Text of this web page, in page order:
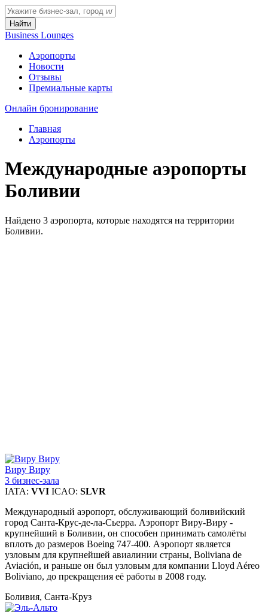
Найти
Business Lounges
Аэропорты
Новости
Отзывы
Премиальные карты
Онлайн бронирование
Главная
Аэропорты
Международные аэропорты
Боливии
Найдено 3 аэропорта, которые находятся на территории
Боливии.
Виру Виру
3 бизнес-зала
IATA: VVI ICAO: SLVR
Международный аэропорт, обслуживающий боливийский
город Санта-Крус-де-ла-Сьерра. Аэропорт Виру-Виру -
крупнейший в Боливии, он способен принимать самолёты
вплоть до размеров Boeing 747-400. Аэропорт является
узловым для крупнейшей авиалинии страны, Boliviana de
Aviación, и раньше он был узловым для компании Lloyd Aéreo
Boliviano, до прекращения её работы в 2008 году.
Боливия, Санта-Круз